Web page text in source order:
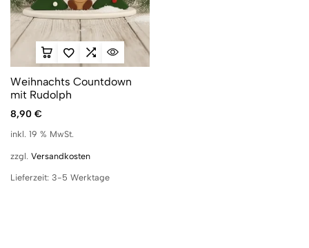
Weihnachts Countdown
mit Rudolph
8,90 €
inkl. 19 % MwSt.
zzgl. Versandkosten
Lieferzeit: 3-5 Werktage